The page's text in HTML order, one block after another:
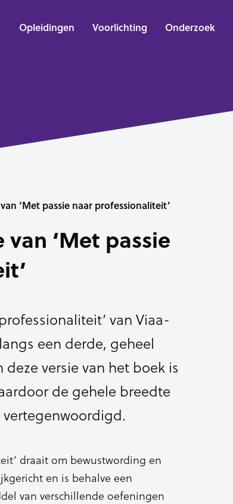
Opleidingen Voorlichting Onderzoek
‘Met passie naar professionaliteit’
‘Met passie
van Viaa-
een derde, geheel
versie van het boek is
de gehele breedte
vertegenwoordigd.
draait om bewustwording en
en is behalve een
van verschillende oefeningen